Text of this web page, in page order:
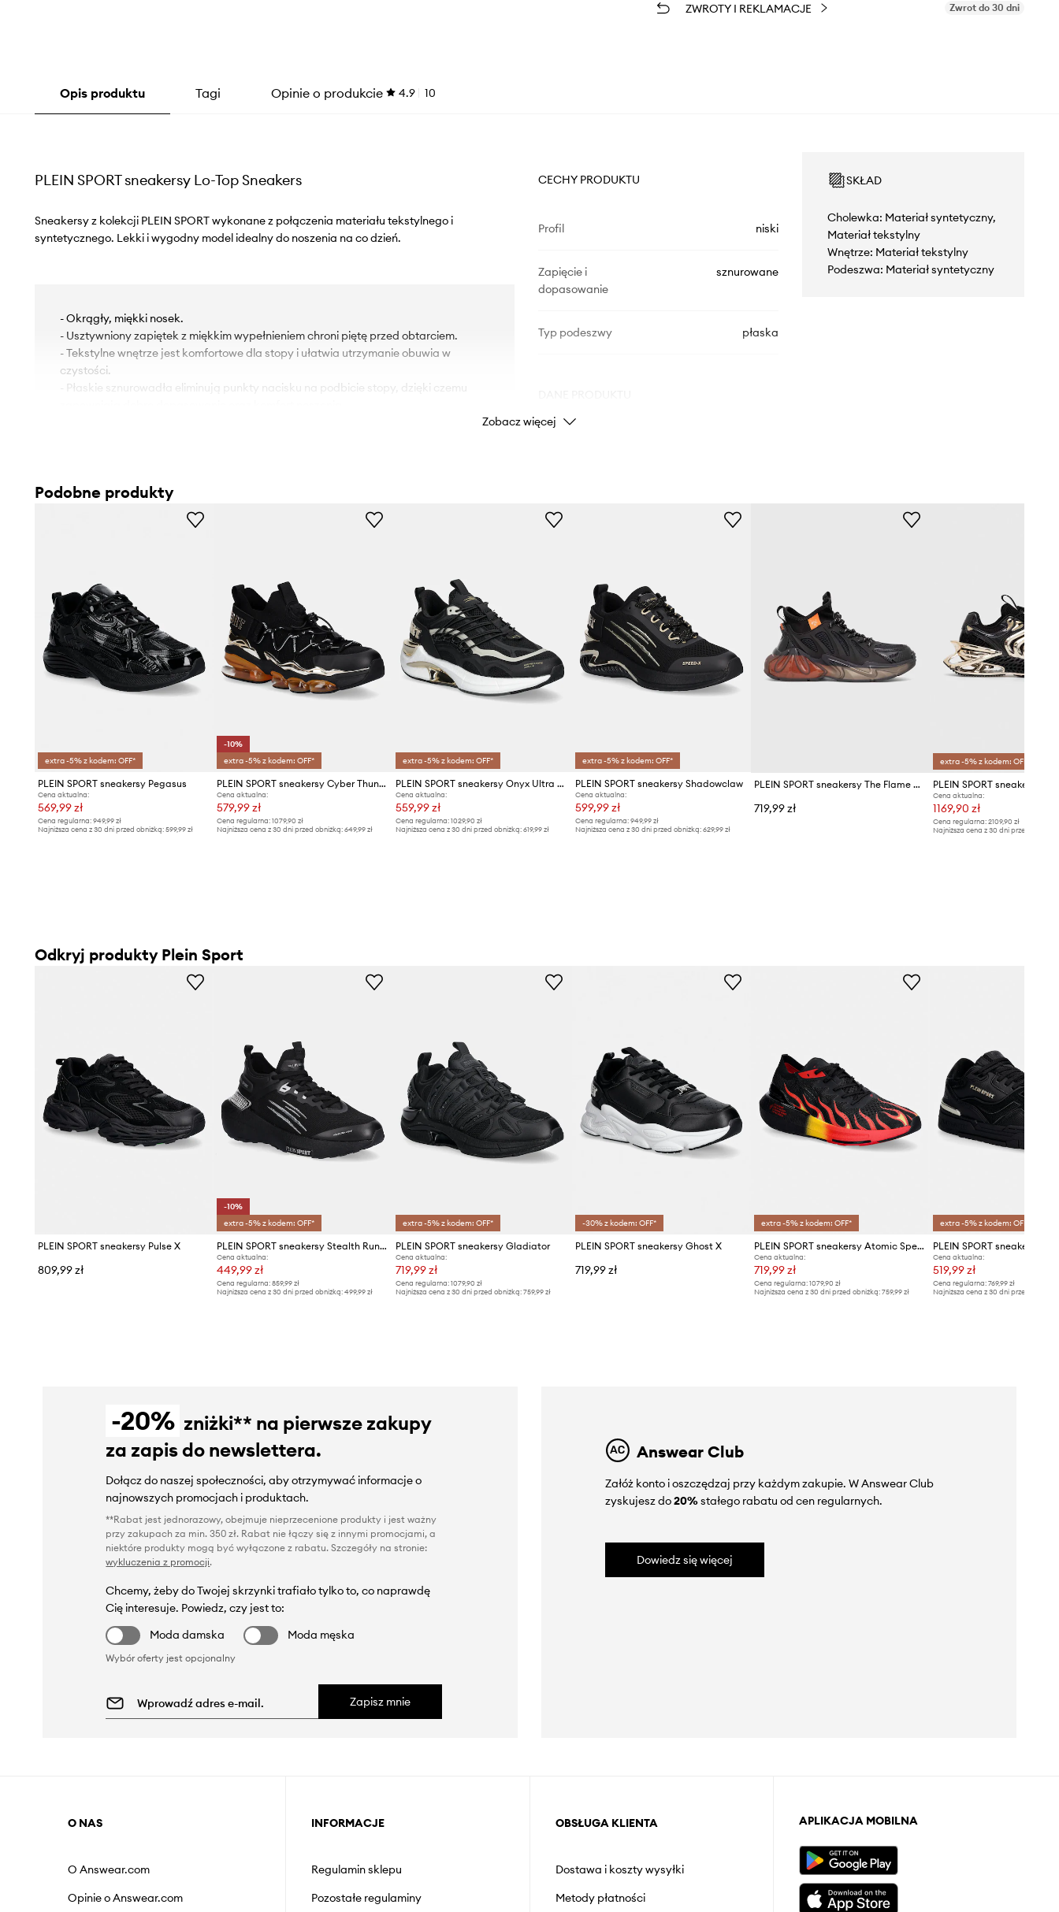
ZWROTY I REKLAMACJE Zwrot do 30 dni
Opis produktu Tagi Opinie o produkcie 4.9 10
PLEIN SPORT sneakersy Lo-Top Sneakers
Sneakersy z kolekcji PLEIN SPORT wykonane z połączenia materiału tekstylnego i
syntetycznego. Lekki i wygodny model idealny do noszenia na co dzień.
- Okrągły, miękki nosek.
- Usztywniony zapiętek z miękkim wypełnieniem chroni piętę przed obtarciem.
- Tekstylne wnętrze jest komfortowe dla stopy i ułatwia utrzymanie obuwia w
czystości.
- Płaskie sznurowadła eliminują punkty nacisku na podbicie stopy, dzięki czemu
CECHY PRODUKTU
Profil niski
Zapięcie i
dopasowanie
sznurowane
Typ podeszwy płaska
Marka Plein Sport
SKŁAD
Cholewka: Materiał syntetyczny,
Materiał tekstylny
Wnętrze: Materiał tekstylny
Podeszwa: Materiał syntetyczny
Zobacz więcej
Podobne produkty
extra -5% z kodem: OFF*
PLEIN SPORT sneakersy Pegasus
Cena aktualna:
569,99 zł
Cena regularna: 949,99 zł
Najniższa cena z 30 dni przed obniżką: 599,99 zł
-10%
extra -5% z kodem: OFF*
PLEIN SPORT sneakersy Cyber Thunder
Cena aktualna:
579,99 zł
Cena regularna:1079,90 zł
Najniższa cena z 30 dni przed obniżką:649,99 zł
extra -5% z kodem: OFF*
PLEIN SPORT sneakersy Onyx Ultra Gen.X.05
Cena aktualna:
559,99 zł
Cena regularna: 1029,90 zł
Najniższa cena z 30 dni przed obniżką: 619,99 zł
extra -5% z kodem: OFF*
PLEIN SPORT sneakersy Shadowclaw
Cena aktualna:
599,99 zł
Cena regularna: 949,99 zł
Najniższa cena z 30 dni przed obniżką: 629,99 zł
PLEIN SPORT sneakersy The Flame Gen.X.02 Tiger
719,99 zł
extra -5% z kodem: OFF*
Cena aktualna:
1169,90 zł
Cena regularna: 2109,90 zł
Najniższa cena z 30 dni przed obniżką:
Odkryj produkty Plein Sport
PLEIN SPORT sneakersy Pulse X
809,99 zł
-10%
extra -5% z kodem: OFF*
PLEIN SPORT sneakersy Stealth Runner Extra Light
Cena aktualna:
449,99 zł
Cena regularna:859,99 zł
Najniższa cena z 30 dni przed obniżką:499,99 zł
extra -5% z kodem: OFF*
PLEIN SPORT sneakersy Gladiator
Cena aktualna:
719,99 zł
Cena regularna: 1079,90 zł
Najniższa cena z 30 dni przed obniżką: 759,99 zł
-30% z kodem: OFF*
PLEIN SPORT sneakersy Ghost X
719,99 zł
extra -5% z kodem: OFF*
PLEIN SPORT sneakersy Atomic Speed Flame
Cena aktualna:
719,99 zł
Cena regularna:1079,90 zł
Najniższa cena z 30 dni przed obniżką:759,99 zł
extra -5% z kodem: OFF*
PLEIN SPORT sneakersy
Cena aktualna:
519,99 zł
Cena regularna: 769,99 zł
Najniższa cena z 30 dni przed obniżką:
-20% zniżki** na pierwsze zakupy
za zapis do newslettera.
Dołącz do naszej społeczności, aby otrzymywać informacje o
najnowszych promocjach i produktach.
**Rabat jest jednorazowy, obejmuje nieprzecenione produkty i jest ważny
przy zakupach za min. 350 zł. Rabat nie łączy się z innymi promocjami, a
niektóre produkty mogą być wyłączone z rabatu. Szczegóły na stronie:
wykluczenia z promocji.
Chcemy, żeby do Twojej skrzynki trafiało tylko to, co naprawdę
Cię interesuje. Powiedz, czy jest to:
Moda damska
Moda męska
Wybór oferty jest opcjonalny
Zapisz mnie
Answear Club
Załóż konto i oszczędzaj przy każdym zakupie. W Answear Club
zyskujesz do20%stałego rabatu od cen regularnych.
Dowiedz się więcej
O NAS
O Answear.com
Opinie o Answear.com
INFORMACJE
Regulamin sklepu
Pozostałe regulaminy
OBSŁUGA KLIENTA
Dostawa i koszty wysyłki
Metody płatności
APLIKACJA MOBILNA